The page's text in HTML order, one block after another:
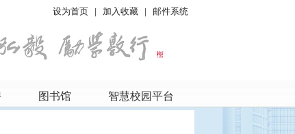
设为首页 | 加入收藏 | 邮件系统
图书馆 智慧校园平台